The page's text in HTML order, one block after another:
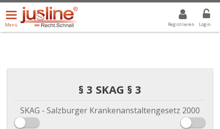
Registrieren Login
Menü
öffnen/schließen
Menü
ALLE DROPDOWN: GEWÄHLTER WERT IST ALLE
§ 3 SKAG § 3
SKAG - Salzburger Krankenanstaltengesetz 2000